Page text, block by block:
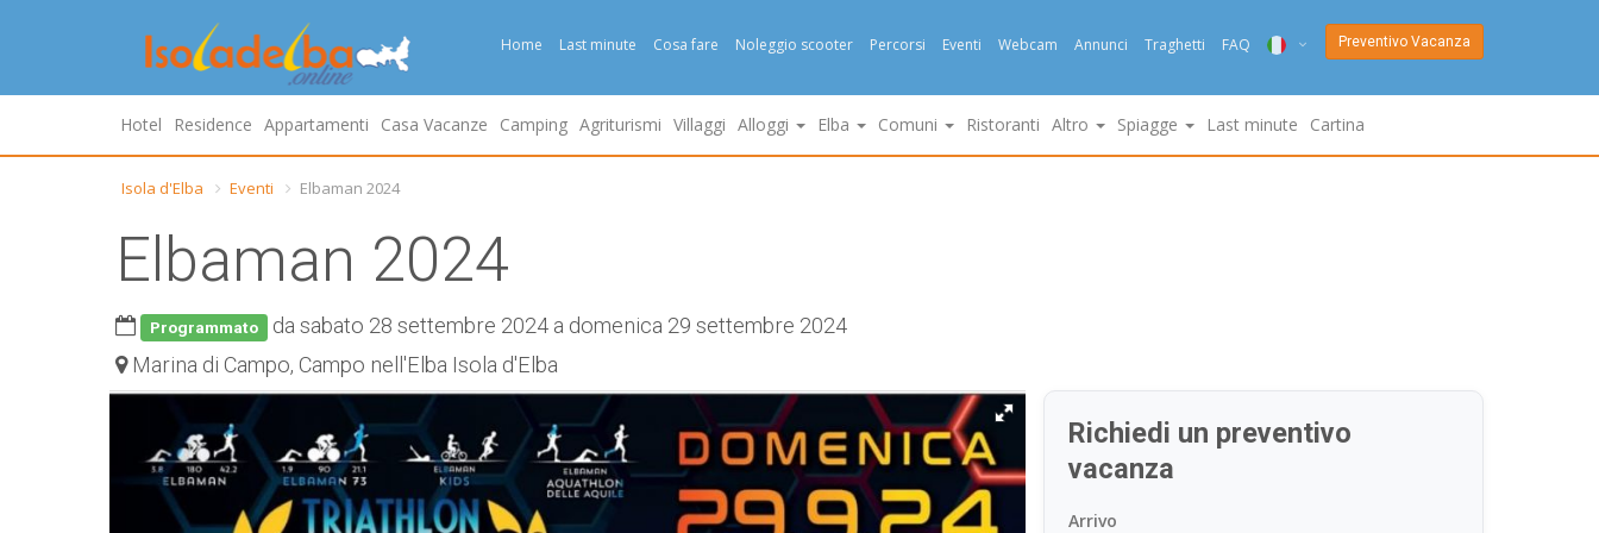
Home Last minute Cosa fare Noleggio scooter Percorsi Eventi Webcam Annunci Traghetti FAQ
ENG
Preventivo Vacanza
Hotel Residence Appartamenti Casa Vacanze Camping Agriturismi Villaggi Alloggi Elba Comuni Ristoranti Altro Spiagge Last minute Cartina
Isola d'Elba Eventi Elbaman 2024
Elbaman 2024
Programmato
da sabato 28 settembre 2024 a domenica 29 settembre 2024
Marina di Campo, Campo nell'Elba Isola d'Elba
Richiedi un preventivo
vacanza
Arrivo